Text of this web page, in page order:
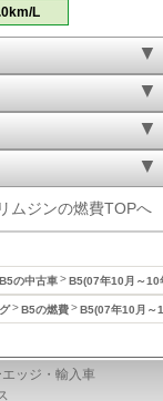
L
ムジンの燃費TOPへ
B5の中古車 B5(07年10月～10
B5の燃費 B5(07年10月～
ッジ・輸入車